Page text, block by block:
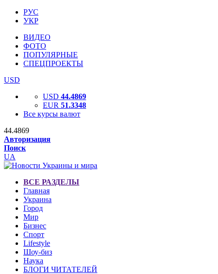
РУС
УКР
ВИДЕО
ФОТО
ПОПУЛЯРНЫЕ
СПЕЦПРОЕКТЫ
USD
USD 44.4869
EUR 51.3348
Все курсы валют
44.4869
Авторизация
Поиск
UA
ВСЕ РАЗДЕЛЫ
Главная
Украина
Город
Мир
Бизнес
Спорт
Lifestyle
Шоу-биз
Наука
БЛОГИ ЧИТАТЕЛЕЙ